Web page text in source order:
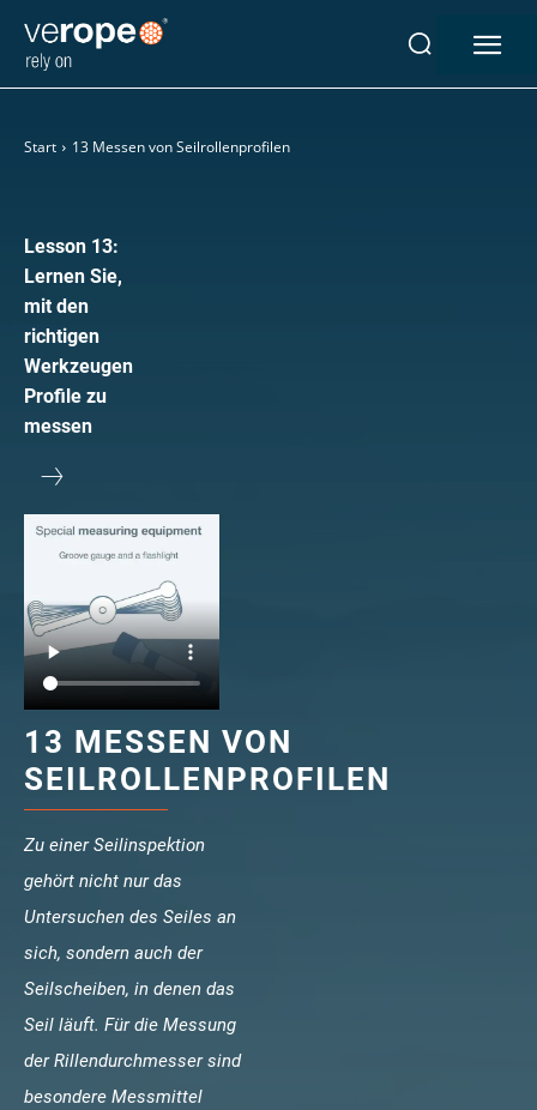
verotop S
verotop E
vero 4
verostar 8
veropower 8
veropro 10
verotech 10
verosteel 8
Ropecheck
Unternehmen
verope Wordwide
Future
Aktuelles
English
Kontakt Händler Rope Academy Videos
Downloads Karriere
RiseTec Elevator Ropes
Start 13 Messen von Seilrollenprofilen
Lesson 13:
Lernen Sie,
mit den
richtigen
Werkzeugen
Profile zu
messen
13 MESSEN VON
SEILROLLENPROFILEN
Zu einer Seilinspektion
gehört nicht nur das
Untersuchen des Seiles an
sich, sondern auch der
Seilscheiben, in denen das
Seil läuft. Für die Messung
der Rillendurchmesser sind
besondere Messmittel